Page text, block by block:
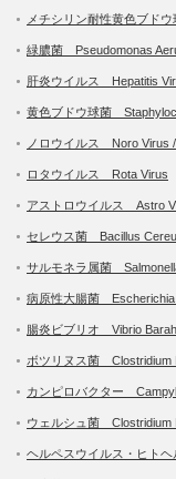
メチシリン耐性黄色ブド
緑膿菌 Pseudomonas
肝炎ウイルス Hepatitis
黄色ブドウ球菌
ノロウイルス Noro Virus
ロタウイルス Rota Virus
アストロウイルス Astro
セレウス菌 Bacillus
サルモネラ属菌
病原性大腸菌 Escherichia
腸炎ビブリオ Vibrio
ボツリヌス菌 Clostridium
カンピロバクター
ウェルシュ菌 Clostridium
ヘルペスウイルス・ヒト